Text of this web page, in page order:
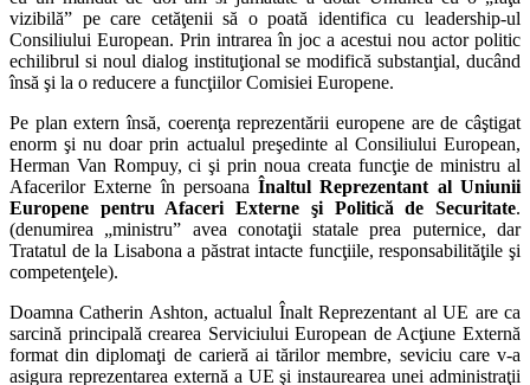
vizibilă” pe care cetăţenii să o poată identifica cu leadership-ul
Consiliului European. Prin intrarea în joc a acestui nou actor politic
echilibrul si noul dialog instituţional se modifică substanţial, ducând
însă şi la o reducere a funcţiilor Comisiei Europene.
Pe plan extern însă, coerenţa reprezentării europene are de câştigat
enorm şi nu doar prin actualul preşedinte al Consiliului European,
Herman Van Rompuy, ci şi prin noua creata funcţie de ministru al
Afacerilor Externe în persoanaÎnaltul Reprezentant al Uniunii
Europene pentru Afaceri Externe şi Politică de Securitate.
(denumirea „ministru” avea conotaţii statale prea puternice, dar
Tratatul de la Lisabona a păstrat intacte funcţiile, responsabilităţile şi
competenţele).
Doamna Catherin Ashton, actualul Înalt Reprezentant al UE are ca
sarcină principală crearea Serviciului European de Acţiune Externă
format din diplomaţi de carieră ai tărilor membre, seviciu care v-a
asigura reprezentarea externă a UE şi instaurearea unei administraţii